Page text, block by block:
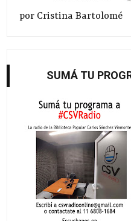
por Cristina Bartolomé
SUMÁ TU